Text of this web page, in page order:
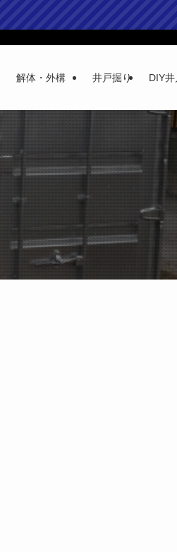
解体・外構 井戸掘り DIY